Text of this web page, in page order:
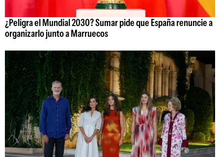
¿Peligra el Mundial 2030? Sumar pide que España renuncie a
organizarlo junto a Marruecos